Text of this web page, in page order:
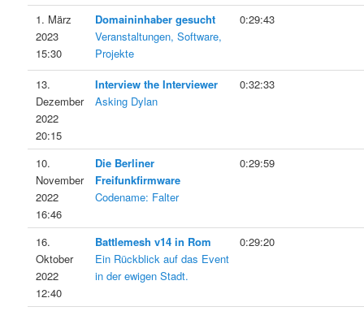
1. März
2023
15:30
Domaininhaber gesucht
Veranstaltungen, Software,
Projekte
0:29:43
13.
Dezember
2022
20:15
Interview the Interviewer
Asking Dylan
0:32:33
10.
November
2022
16:46
Die Berliner
Freifunkfirmware
Codename: Falter
0:29:59
16.
Oktober
2022
12:40
Battlemesh v14 in Rom
Ein Rückblick auf das Event
in der ewigen Stadt.
0:29:20